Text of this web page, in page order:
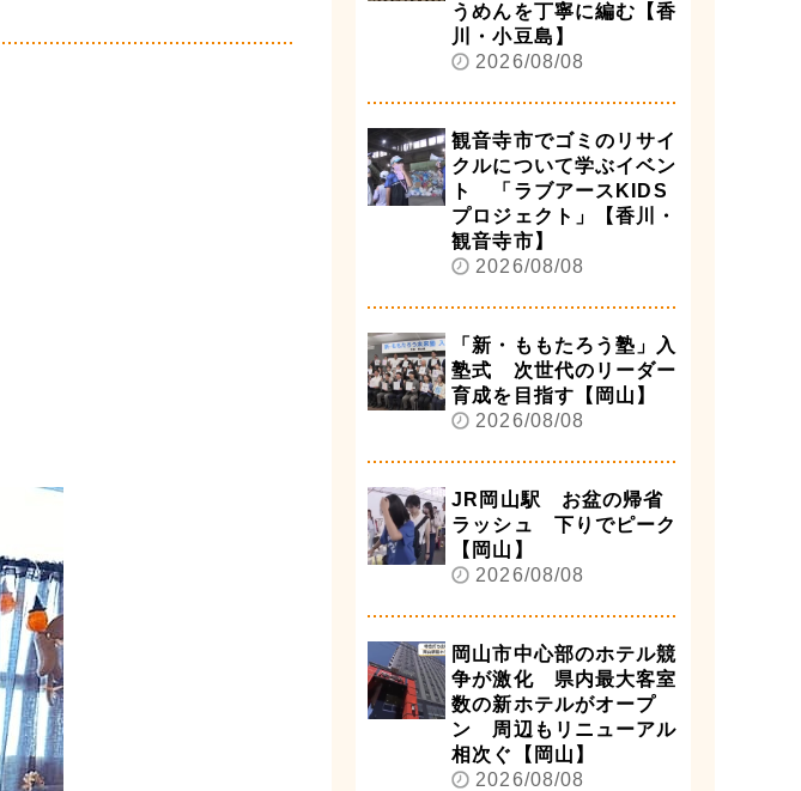
うめんを丁寧に編む【香
川・小豆島】
2026/08/08
観音寺市でゴミのリサイ
クルについて学ぶイベン
ト 「ラブアースKIDS
プロジェクト」【香川・
観音寺市】
2026/08/08
「新・ももたろう塾」入
塾式 次世代のリーダー
育成を目指す【岡山】
2026/08/08
JR岡山駅 お盆の帰省
ラッシュ 下りでピーク
【岡山】
2026/08/08
岡山市中心部のホテル競
争が激化 県内最大客室
数の新ホテルがオープ
ン 周辺もリニューアル
相次ぐ【岡山】
2026/08/08